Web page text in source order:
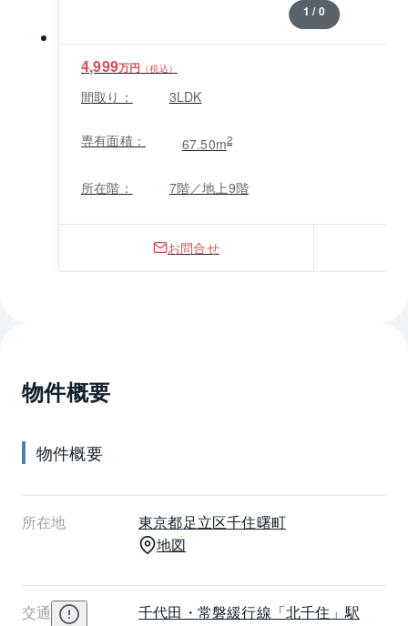
1 / 0
4,999万円 （税込）
間取り： 3LDK
専有面積： 67.50m2
所在階： 7階／地上9階
お問合せ
物件概要
物件概要
所在地 東京都足立区千住曙町
地図
交通 千代田・常磐緩行線 「北千住」駅